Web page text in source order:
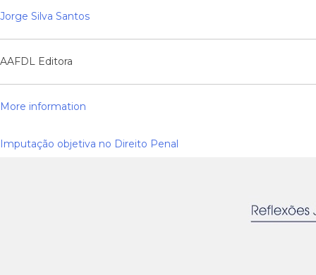
Jorge Silva Santos
AAFDL Editora
More information
Imputação objetiva no Direito Penal